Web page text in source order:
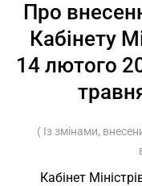
Про
Кабінету
14 лютого
( Із змінами,
Кабінет